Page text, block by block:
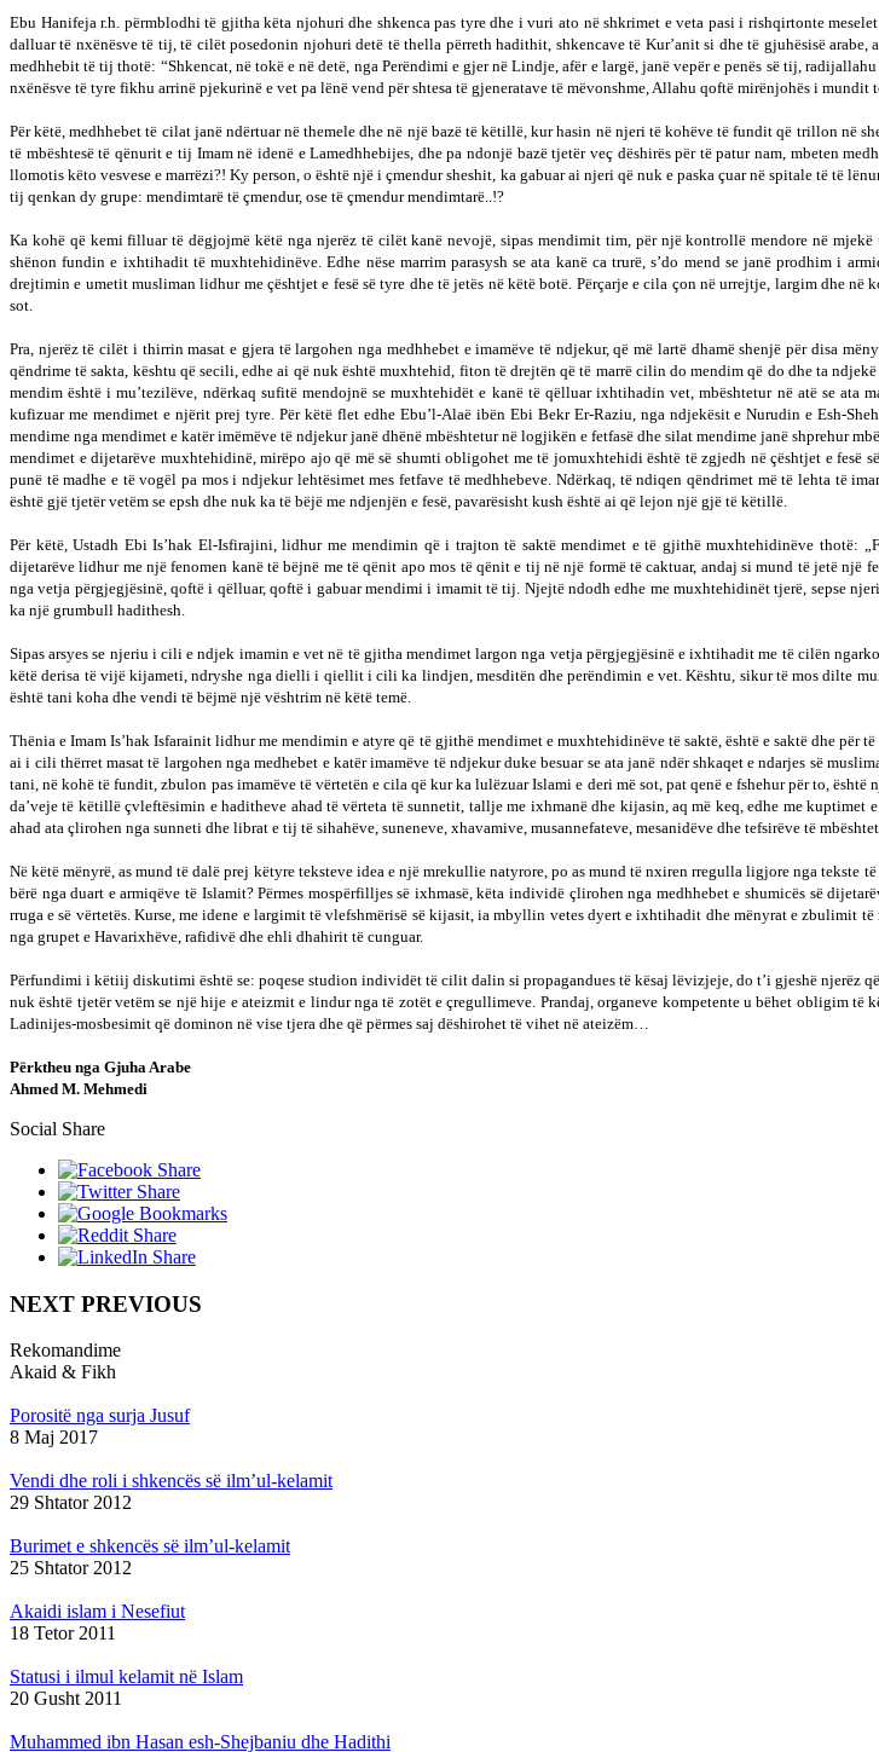
Ebu Hanifeja r.h. përmblodhi të gjitha këta njohuri dhe shkenca pas tyre dhe i vuri ato në shkrimet e veta pasi i rishqirtonte
dalluar të nxënësve të tij, të cilët posedonin njohuri detë të thella përreth hadithit, shkencave të Kur’anit si dhe të gjuhësisë
medhhebit të tij thotë: “Shkencat, në tokë e në detë, nga Perëndimi e gjer në Lindje, afër e largë, janë vepër e penës së tij,
nxënësve të tyre fikhu arrinë pjekurinë e vet pa lënë vend për shtesa të gjeneratave të mëvonshme, Allahu qoftë mirënjohës i mundit
Për këtë, medhhebet të cilat janë ndërtuar në themele dhe në një bazë të këtillë, kur hasin në njeri të kohëve të fundit që trillon në
të mbështesë të qënurit e tij Imam në idenë e Lamedhhebijes, dhe pa ndonjë bazë tjetër veç dëshirës për të patur nam, mbeten
llomotis këto vesvese e marrëzi?! Ky person, o është një i çmendur sheshit, ka gabuar ai njeri që nuk e paska çuar në spitale të të
tij qenkan dy grupe: mendimtarë të çmendur, ose të çmendur mendimtarë..!?
Ka kohë që kemi filluar të dëgjojmë këtë nga njerëz të cilët kanë nevojë, sipas mendimit tim, për një kontrollë mendore në
shënon fundin e ixhtihadit të muxhtehidinëve. Edhe nëse marrim parasysh se ata kanë ca trurë, s’do mend se janë prodhim i
drejtimin e umetit musliman lidhur me çështjet e fesë së tyre dhe të jetës në këtë botë. Përçarje e cila çon në urrejtje, largim dhe
sot.
Pra, njerëz të cilët i thirrin masat e gjera të largohen nga medhhebet e imamëve të ndjekur, që më lartë dhamë shenjë për disa
qëndrime të sakta, kështu që secili, edhe ai që nuk është muxhtehid, fiton të drejtën që të marrë cilin do mendim që do dhe ta
mendim është i mu’tezilëve, ndërkaq sufitë mendojnë se muxhtehidët e kanë të qëlluar ixhtihadin vet, mbështetur në atë se
kufizuar me mendimet e njërit prej tyre. Për këtë flet edhe Ebu’l-Alaë ibën Ebi Bekr Er-Raziu, nga ndjekësit e Nurudin e Esh-
mendime nga mendimet e katër imëmëve të ndjekur janë dhënë mbështetur në logjikën e fetfasë dhe silat mendime janë
mendimet e dijetarëve muxhtehidinë, mirëpo ajo që më së shumti obligohet me të jomuxhtehidi është të zgjedh në çështjet e
punë të madhe e të vogël pa mos i ndjekur lehtësimet mes fetfave të medhhebeve. Ndërkaq, të ndiqen qëndrimet më të lehta të
është gjë tjetër vetëm se epsh dhe nuk ka të bëjë me ndjenjën e fesë, pavarësisht kush është ai që lejon një gjë të këtillë.
Për këtë, Ustadh Ebi Is’hak El-Isfirajini, lidhur me mendimin që i trajton të saktë mendimet e të gjithë muxhtehidinëve thotë:
dijetarëve lidhur me një fenomen kanë të bëjnë me të qënit apo mos të qënit e tij në një formë të caktuar, andaj si mund të jetë
nga vetja përgjegjësinë, qoftë i qëlluar, qoftë i gabuar mendimi i imamit të tij. Njejtë ndodh edhe me muxhtehidinët tjerë, sepse
ka një grumbull hadithesh.
Sipas arsyes se njeriu i cili e ndjek imamin e vet në të gjitha mendimet largon nga vetja përgjegjësinë e ixhtihadit me të cilën
këtë derisa të vijë kijameti, ndryshe nga dielli i qiellit i cili ka lindjen, mesditën dhe perëndimin e vet. Kështu, sikur të mos dilte
është tani koha dhe vendi të bëjmë një vështrim në këtë temë.
Thënia e Imam Is’hak Isfarainit lidhur me mendimin e atyre që të gjithë mendimet e muxhtehidinëve të saktë, është e saktë dhe
ai i cili thërret masat të largohen nga medhebet e katër imamëve të ndjekur duke besuar se ata janë ndër shkaqet e ndarjes së
tani, në kohë të fundit, zbulon pas imamëve të vërtetën e cila që kur ka lulëzuar Islami e deri më sot, pat qenë e fshehur për to,
da’veje të këtillë çvleftësimin e haditheve ahad të vërteta të sunnetit, tallje me ixhmanë dhe kijasin, aq më keq, edhe me
ahad ata çlirohen nga sunneti dhe librat e tij të sihahëve, suneneve, xhavamive, musannefateve, mesanidëve dhe tefsirëve të
Në këtë mënyrë, as mund të dalë prej këtyre teksteve idea e një mrekullie natyrore, po as mund të nxiren rregulla ligjore nga
bërë nga duart e armiqëve të Islamit? Përmes mospërfilljes së ixhmasë, këta individë çlirohen nga medhhebet e shumicës së
rruga e së vërtetës. Kurse, me idene e largimit të vlefshmërisë së kijasit, ia mbyllin vetes dyert e ixhtihadit dhe mënyrat e
nga grupet e Havarixhëve, rafidivë dhe ehli dhahirit të cunguar.
Përfundimi i këtiij diskutimi është se: poqese studion individët të cilit dalin si propagandues të kësaj lëvizjeje, do t’i gjeshë njerëz
nuk është tjetër vetëm se një hije e ateizmit e lindur nga të zotët e çregullimeve. Prandaj, organeve kompetente u bëhet obligim të
Ladinijes-mosbesimit që dominon në vise tjera dhe që përmes saj dëshirohet të vihet në ateizëm…
Përktheu nga Gjuha Arabe
Ahmed M. Mehmedi
Social Share
NEXT PREVIOUS
Rekomandime
Akaid & Fikh
Porositë nga surja Jusuf
8 Maj 2017
Vendi dhe roli i shkencës së ilm’ul-kelamit
29 Shtator 2012
Burimet e shkencës së ilm’ul-kelamit
25 Shtator 2012
Akaidi islam i Nesefiut
18 Tetor 2011
Statusi i ilmul kelamit në Islam
20 Gusht 2011
Muhammed ibn Hasan esh-Shejbaniu dhe Hadithi